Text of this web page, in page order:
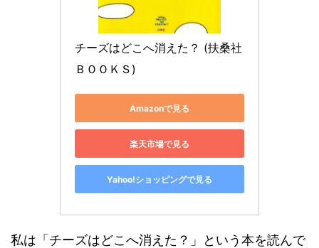
チーズはどこへ消えた？ (扶桑社
ＢＯＯＫＳ)
Amazonで見る
楽天市場で見る
Yahoo!ショッピングで見る
私は「チーズはどこへ消えた？」という本を読んで